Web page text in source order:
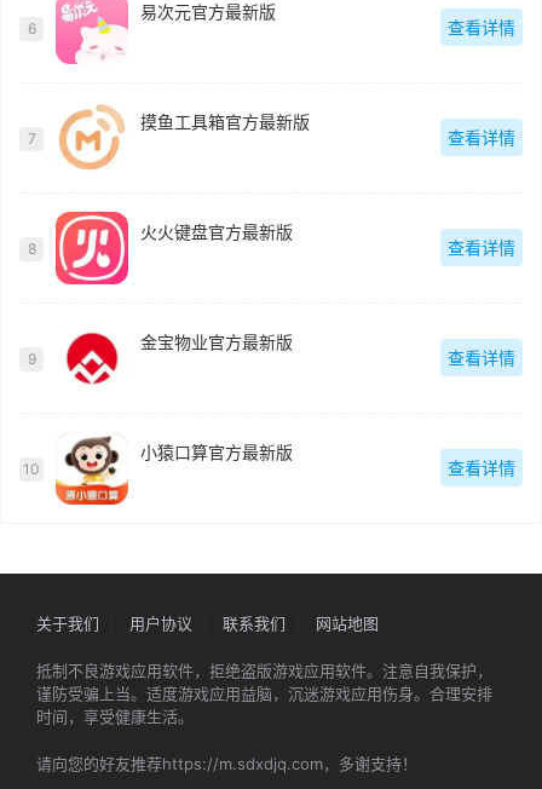
6
易次元官方最新版
查看详情
7
摸鱼工具箱官方最新版
查看详情
8
火火键盘官方最新版
查看详情
9
金宝物业官方最新版
查看详情
10
小猿口算官方最新版
查看详情
关于我们 用户协议 联系我们 网站地图
抵制不良游戏应用软件，拒绝盗版游戏应用软件。注意自我保护，
谨防受骗上当。适度游戏应用益脑，沉迷游戏应用伤身。合理安排
时间，享受健康生活。
请向您的好友推荐https://m.sdxdjq.com，多谢支持！